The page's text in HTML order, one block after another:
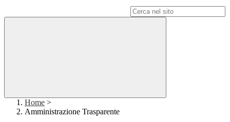
Home >
Amministrazione Trasparente